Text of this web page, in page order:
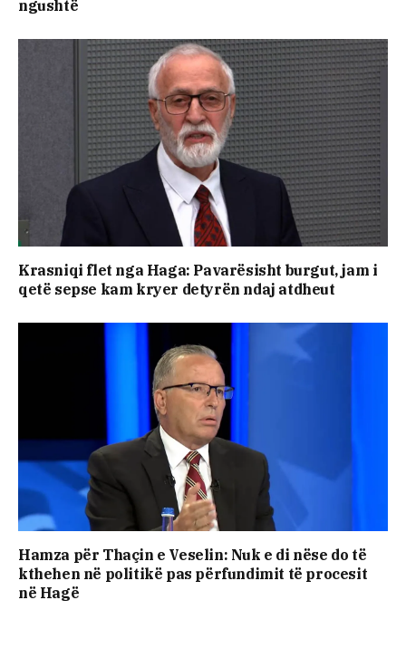
ngushtë
Krasniqi flet nga Haga: Pavarësisht burgut, jam i
qetë sepse kam kryer detyrën ndaj atdheut
Hamza për Thaçin e Veselin: Nuk e di nëse do të
kthehen në politikë pas përfundimit të procesit
në Hagë